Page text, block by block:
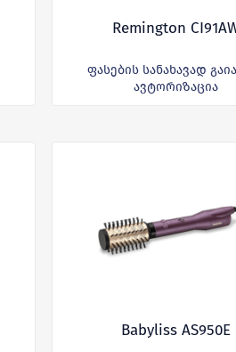
Remington
ფასების სანახავად
ავტორიზაცია
Babyliss AS950E